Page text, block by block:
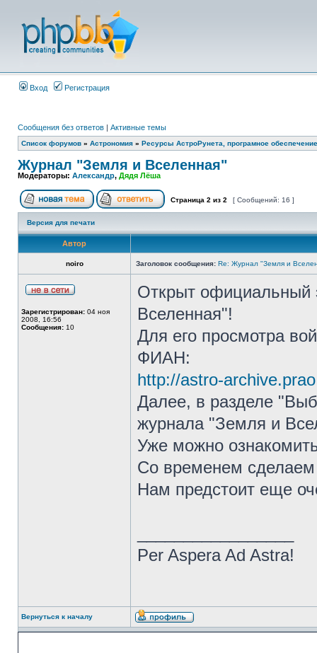
Вход Регистрация
Сообщения без ответов | Активные темы
Список форумов » Астрономия » Ресурсы АстроРунета, програмное
Журнал "Земля и Вселенная"
Модераторы: Александр, Дядя Лёша
Страница 2 из 2 [ Сообщений: 16 ]
Версия для печати
Автор
noiro Заголовок сообщения: Re: Журнал "Земля и
Зарегистрирован: 04 ноя
2008, 16:56
Сообщения: 10
Открыт официальный
Вселенная"!
Для его просмотра
ФИАН:
http://astro-
Далее, в разделе
журнала "Земля и
Уже можно
Со временем
Нам предстоит еще
Per Aspera Ad Astra!
Вернуться к началу